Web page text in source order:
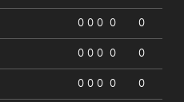
0 0 0 0 0
0 0 0 0 0
0 0 0 0 0